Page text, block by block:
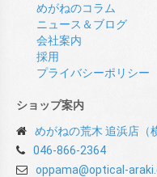
めがねのコラム
ニュース＆ブログ
会社案内
採用
プライバシーポリシー
ショップ案内
めがねの荒木 追浜店（
046-866-2364
oppama@optical-